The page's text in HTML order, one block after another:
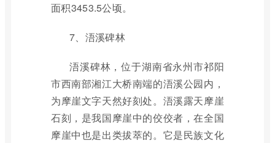
面积3453.5公顷。
7、浯溪碑林
浯溪碑林，位于湖南省永州市祁阳
市西南部湘江大桥南端的浯溪公园内，
为摩崖文字天然好刻处。浯溪露天摩崖
石刻，是我国摩崖中的佼佼者，在全国
摩崖中也是出类拔萃的。它是民族文化